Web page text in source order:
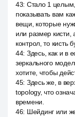
43: Стало 1 целым,
показывать вам
вещи, которые
или размер кисти,
контрол, то кисть
44: Здесь, как и в
зеркального
хотите, чтобы
45: Здесь же, в
topology, что
времени.
46: Шейдинг или